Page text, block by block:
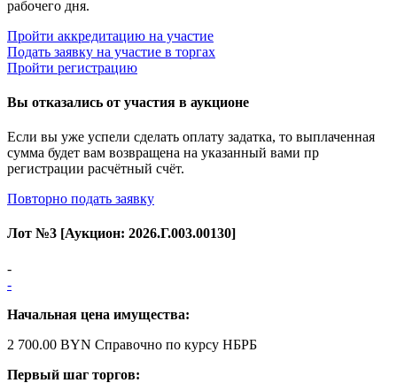
рабочего дня.
Пройти аккредитацию на участие
Подать заявку на участие в торгах
Пройти регистрацию
Вы отказались от участия в аукционе
Если вы уже успели сделать оплату задатка, то выплаченная
сумма будет вам возвращена на указанный вами пр
регистрации расчётный счёт.
Повторно подать заявку
Лот №3 [Аукцион: 2026.Г.003.00130]
-
-
Начальная цена имущества:
2 700.00 BYN Справочно по курсу НБРБ
Первый шаг торгов: